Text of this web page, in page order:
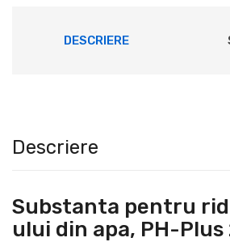
DESCRIERE
Descriere
Substanta pentru
ului din apa, PH-Plus